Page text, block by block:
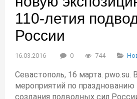
110-летия
России
16.03.2016 0 744
Севастополь, 16 марта. pwo.su.
мероприятий по празднованию
создания подводных сил